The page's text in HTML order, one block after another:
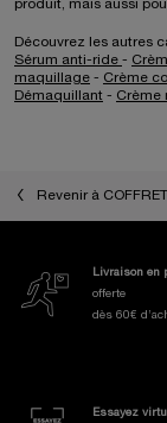
produit, mais aussi
Découvrez les autres
Sérum anti-ride -
maquillage - Crème
Démaquillant - Crème
Revenir à
Nos
Livraison en
offerte
dès 60€
Essayez